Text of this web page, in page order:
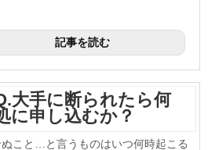
記事を読む
大手に断られたら何
に申し込むか？
こと…と言うものはいつ何時起こる